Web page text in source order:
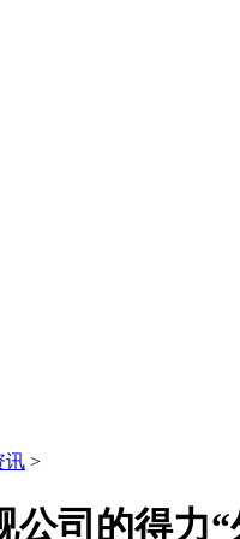
讯 >
公司的得